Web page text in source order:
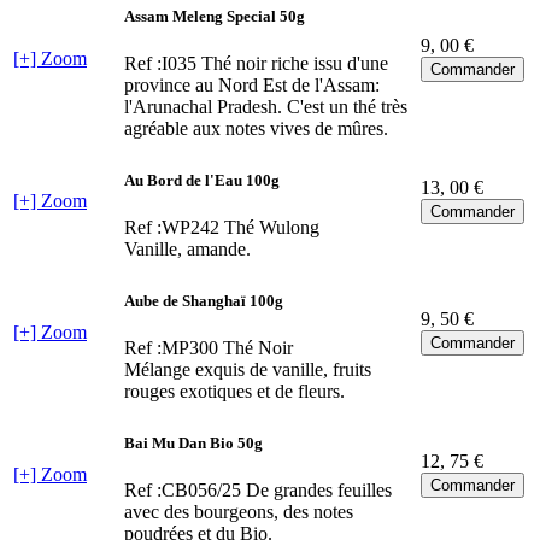
[+] Zoom
Assam Meleng Special 50g
Ref :I035 Thé noir riche issu d'une
province au Nord Est de l'Assam:
l'Arunachal Pradesh. C'est un thé très
agréable aux notes vives de mûres.
9, 00 €
[+] Zoom
Au Bord de l'Eau 100g
Ref :WP242 Thé Wulong
Vanille, amande.
13, 00 €
[+] Zoom
Aube de Shanghaï 100g
Ref :MP300 Thé Noir
Mélange exquis de vanille, fruits
rouges exotiques et de fleurs.
9, 50 €
[+] Zoom
Bai Mu Dan Bio 50g
Ref :CB056/25 De grandes feuilles
avec des bourgeons, des notes
poudrées et du Bio.
12, 75 €